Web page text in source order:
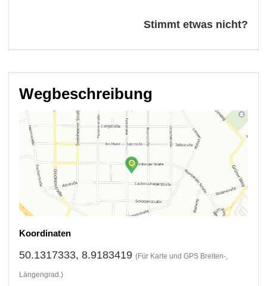
Stimmt etwas nicht?
Wegbeschreibung
Koordinaten
50.1317333, 8.9183419 (Für Karte und GPS Breiten-,
Längengrad.)